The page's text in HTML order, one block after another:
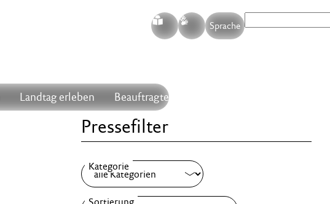
S G Sprache
Landtag erleben Beauftragte
Pressefilter